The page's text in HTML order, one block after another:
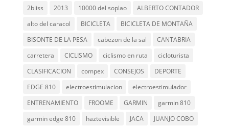
2bliss 2013 10000 del soplao
ALBERTO CONTADOR
alto del caracol
BICICLETA
BICICLETA DE MONTAÑA
BISONTE DE LA PESA
cabezon de la sal
CANTABRIA
carretera
CICLISMO ciclismo en ruta
cicloturista
CLASIFICACION
compex CONSEJOS
DEPORTE
EDGE 810
electroestimulacion
electroestimulador
ENTRENAMIENTO
FROOME GARMIN
garmin 810
garmin edge 810
haztevisible JACA JUANJO COBO